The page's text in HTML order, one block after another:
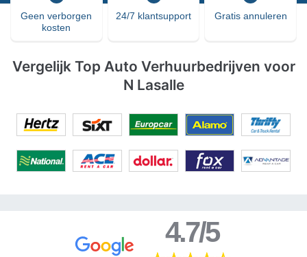
Geen verborgen
kosten
24/7 klantsupport Gratis annuleren
Vergelijk Top Auto Verhuurbedrijven voor
N Lasalle
4.7/5